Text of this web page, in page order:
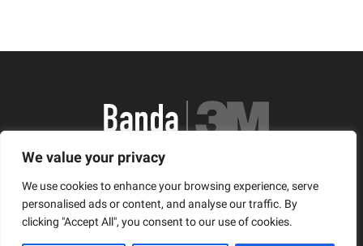
We value your privacy
We use cookies to enhance your browsing experience, serve
personalised ads or content, and analyse our traffic. By
clicking "Accept All", you consent to our use of cookies.
România, Arad, Calea Timisorii, Nr. 11
© Copyright 2021 | Banda3M.ro